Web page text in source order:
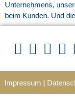
Unternehmens,
beim Kunden. Und
Impressum |